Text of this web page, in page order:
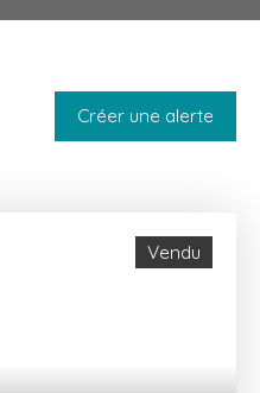
Créer une alerte
Vendu